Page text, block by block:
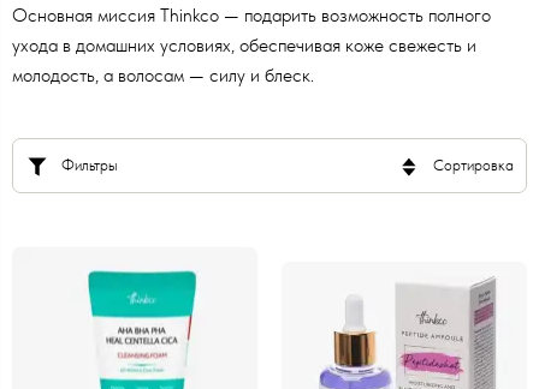
Основная миссия Thinkco — подарить возможность полного
ухода в домашних условиях, обеспечивая коже свежесть и
молодость, а волосам — силу и блеск.
Фильтры Сортировка